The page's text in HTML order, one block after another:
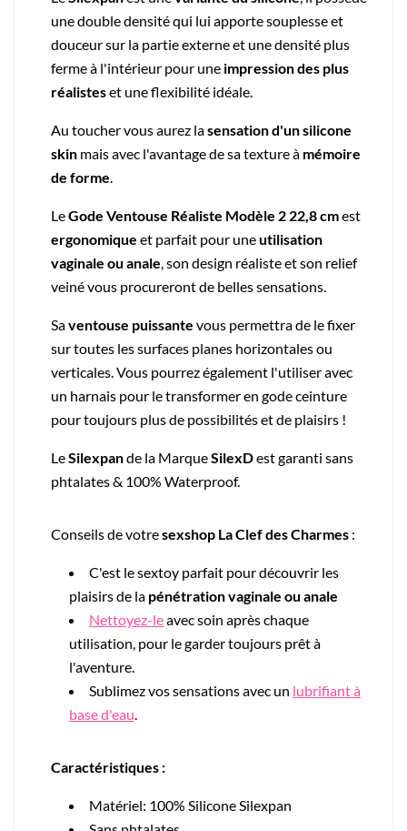
une double densité qui lui apporte souplesse et
douceur sur la partie externe et une densité plus
ferme à l'intérieur pour une impression des plus
réalisteset une flexibilité idéale.
Au toucher vous aurez lasensation d'un silicone
skin mais avec l'avantage desa texture à mémoire
de forme
LeGode Ventouse Réaliste Modèle 2 22,8 cmest
ergonomique et parfait pour uneutilisation
vaginale ou anale , son design réaliste et son relief
veiné vous procureront de belles sensations.
Saventouse puissante vous permettra de le fixer
sur toutes les surfaces planes horizontales ou
verticales. Vous pourrez également l'utiliser avec
un harnais pour le transformer en gode ceinture
pour toujours plus de possibilités et de plaisirs !
LeSilexpande la MarqueSilexDest garanti sans
phtalates & 100% Waterproof.
Conseils de votresexshop La Clef des Charmes :
C'est le sextoy parfait pour découvrir les
plaisirs de la pénétration vaginale ou anale
Nettoyez-leavec soin après chaque
utilisation, pour le garder toujours prêt à
l'aventure.
Sublimez vos sensations avec un lubrifiant à
base d'eau
Caractéristiques :
Matériel: 100% Silicone Silexpan